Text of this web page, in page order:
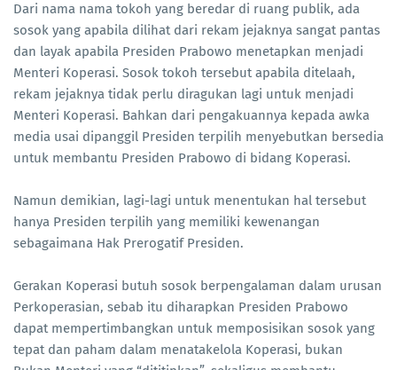
Dari nama nama tokoh yang beredar di ruang publik, ada
sosok yang apabila dilihat dari rekam jejaknya sangat pantas
dan layak apabila Presiden Prabowo menetapkan menjadi
Menteri Koperasi. Sosok tokoh tersebut apabila ditelaah,
rekam jejaknya tidak perlu diragukan lagi untuk menjadi
Menteri Koperasi. Bahkan dari pengakuannya kepada awka
media usai dipanggil Presiden terpilih menyebutkan bersedia
untuk membantu Presiden Prabowo di bidang Koperasi.
Namun demikian, lagi-lagi untuk menentukan hal tersebut
hanya Presiden terpilih yang memiliki kewenangan
sebagaimana Hak Prerogatif Presiden.
Gerakan Koperasi butuh sosok berpengalaman dalam urusan
Perkoperasian, sebab itu diharapkan Presiden Prabowo
dapat mempertimbangkan untuk memposisikan sosok yang
tepat dan paham dalam menatakelola Koperasi, bukan